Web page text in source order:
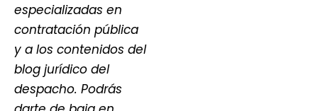
especializadas en
contratación pública
y a los contenidos del
blog jurídico del
despacho. Podrás